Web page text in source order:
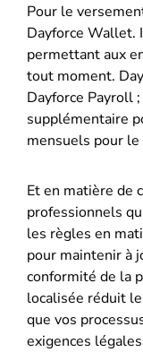
Pour le
Dayforce Wallet.
permettant aux
tout moment.
Dayforce Payroll
supplémentaire
mensuels pour
Et en matière de
professionnels
les règles en
pour maintenir à
conformité de la
localisée réduit
que vos
exigences